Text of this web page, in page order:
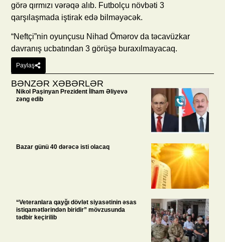
görə qırmızı vərəqə alıb. Futbolçu növbəti 3
qarşılaşmada iştirak edə bilməyəcək.
“Neftçi”nin oyunçusu Nihad Ömərov da təcavüzkar
davranış ucbatından 3 görüşə buraxılmayacaq.
Paylaş
BƏNZƏR XƏBƏRLƏR
Nikol Paşinyan Prezident İlham Əliyevə
zəng edib
Bazar günü 40 dərəcə isti olacaq
“Veteranlara qayğı dövlət siyasətinin əsas
istiqamətlərindən biridir” mövzusunda
tədbir keçirilib